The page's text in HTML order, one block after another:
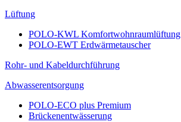
Lüftung
POLO-KWL Komfortwohnraumlüftung
POLO-EWT Erdwärmetauscher
Rohr- und Kabeldurchführung
Abwasserentsorgung
POLO-ECO plus Premium
Brückenentwässerung